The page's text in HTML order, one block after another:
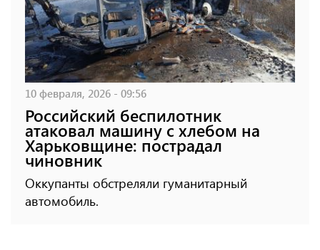
10 февраля, 2026 - 09:56
Российский беспилотник
атаковал машину с хлебом на
Харьковщине: пострадал
чиновник
Оккупанты обстреляли гуманитарный
автомобиль.